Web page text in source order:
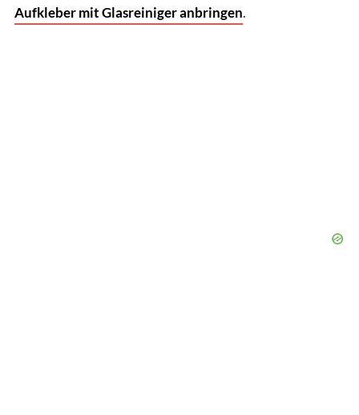
Aufkleber mit Glasreiniger anbringen.